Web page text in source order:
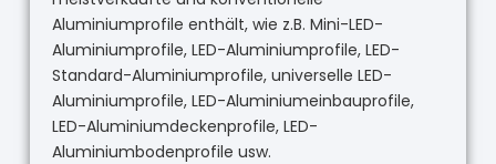
Aluminiumprofile enthält, wie z.B. Mini-LED-
Aluminiumprofile, LED-Aluminiumprofile, LED-
Standard-Aluminiumprofile, universelle LED-
Aluminiumprofile, LED-Aluminiumeinbauprofile,
LED-Aluminiumdeckenprofile, LED-
Aluminiumbodenprofile usw.